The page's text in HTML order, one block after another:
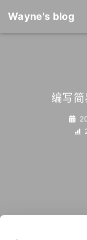
Wayne's blog
编写